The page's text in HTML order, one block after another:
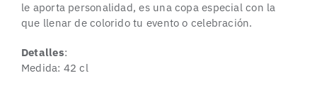
le aporta personalidad, es una copa especial con la
que llenar de colorido tu evento o celebración.
Detalles:
Medida: 42 cl